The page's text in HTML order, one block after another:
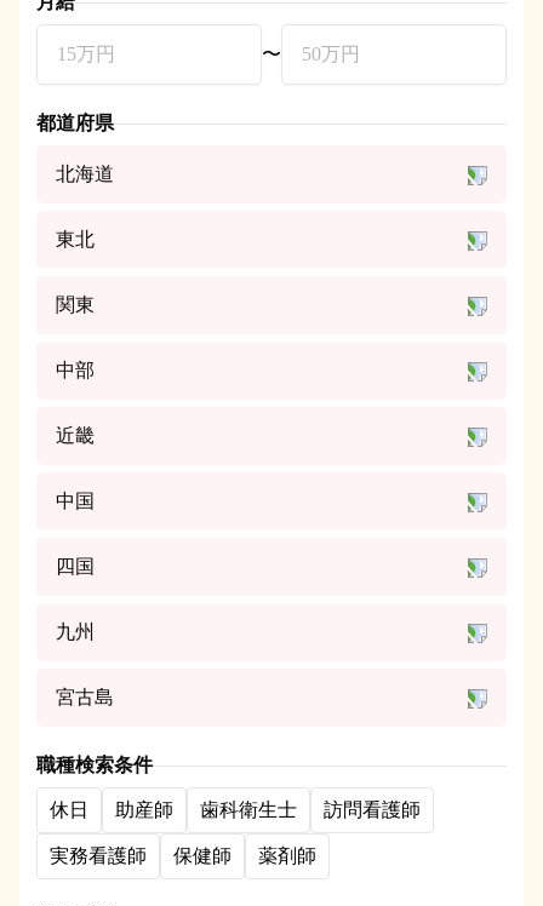
〜
都道府県
北海道
東北
関東
中部
近畿
中国
四国
九州
宮古島
職種検索条件
休日 助産師 歯科衛生士 訪問看護師
実務看護師 保健師 薬剤師